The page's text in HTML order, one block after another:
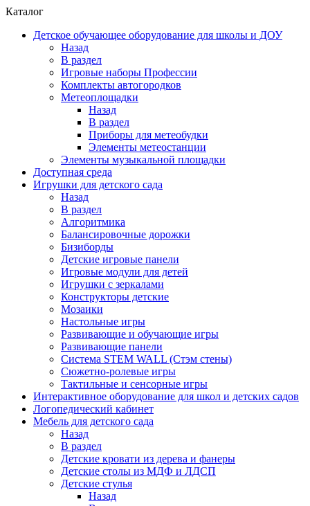
Каталог
Детское обучающее оборудование для школы и ДОУ
Назад
В раздел
Игровые наборы Профессии
Комплекты автогородков
Метеоплощадки
Назад
В раздел
Приборы для метеобудки
Элементы метеостанции
Элементы музыкальной площадки
Доступная среда
Игрушки для детского сада
Назад
В раздел
Алгоритмика
Балансировочные дорожки
Бизиборды
Детские игровые панели
Игровые модули для детей
Игрушки с зеркалами
Конструкторы детские
Мозаики
Настольные игры
Развивающие и обучающие игры
Развивающие панели
Система STEM WALL (Cтэм стены)
Сюжетно-ролевые игры
Тактильные и сенсорные игры
Интерактивное оборудование для школ и детских садов
Логопедический кабинет
Мебель для детского сада
Назад
В раздел
Детские кровати из дерева и фанеры
Детские столы из МДФ и ЛДСП
Детские стулья
Назад